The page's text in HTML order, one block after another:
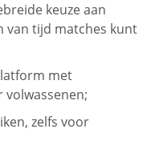
keuze aan
van tijd matches kunt
met
zelfs voor